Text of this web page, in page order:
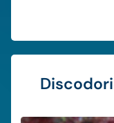
att många arter